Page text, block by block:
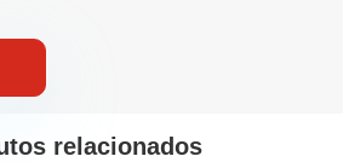
relacionados